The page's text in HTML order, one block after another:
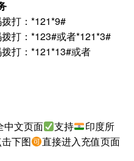
打：*121*9#
打：*123#或者*121*3#
打：*121*13#或者
中文页面 支持
印度所
下图
直接进入充值页面